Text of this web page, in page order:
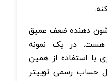
دهنده ضعف عمیق
هست. در یک نمونه
با استفاده از همین
حساب رسمی توییتر